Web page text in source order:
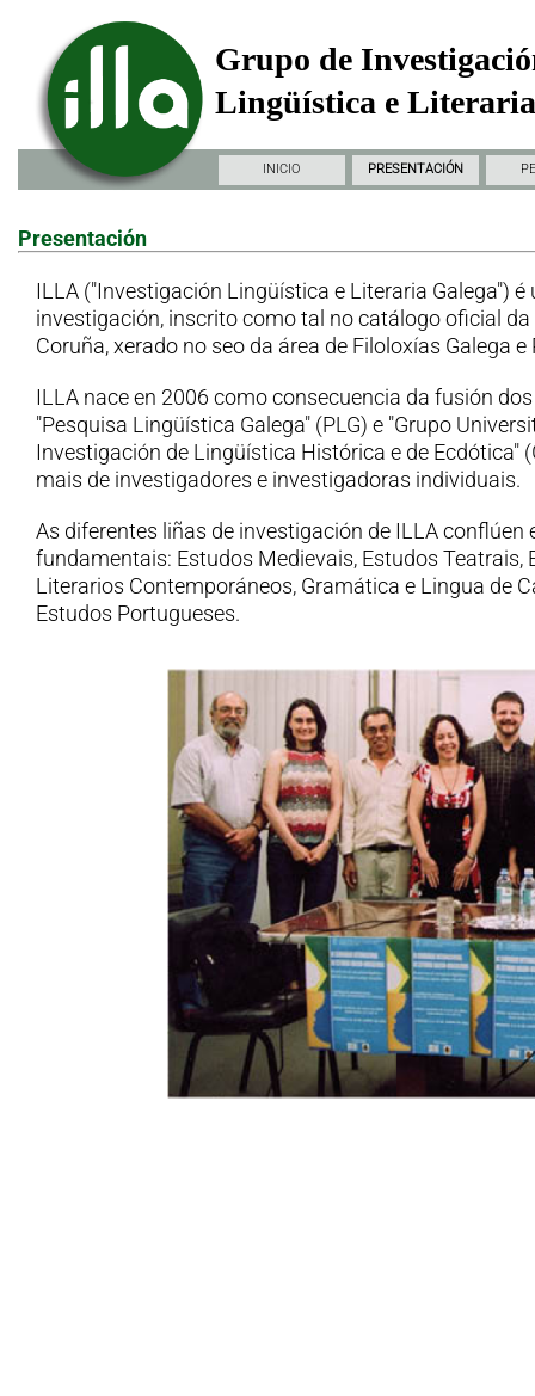
Grupo de
Lingüística e
INICIO PRESENTACIÓN
Presentación
ILLA ("Investigación Lingüística e Literaria Galega") é
investigación, inscrito como tal no catálogo oficial da
Coruña, xerado no seo da área de Filoloxías Galega e
ILLA nace en 2006 como consecuencia da fusión
"Pesquisa Lingüística Galega" (PLG) e "Grupo
Investigación de Lingüística Histórica e de Ecdótica"
mais de investigadores e investigadoras individuais.
As diferentes liñas de investigación de ILLA conflúen
fundamentais: Estudos Medievais, Estudos Teatrais,
Literarios Contemporáneos, Gramática e Lingua de
Estudos Portugueses.